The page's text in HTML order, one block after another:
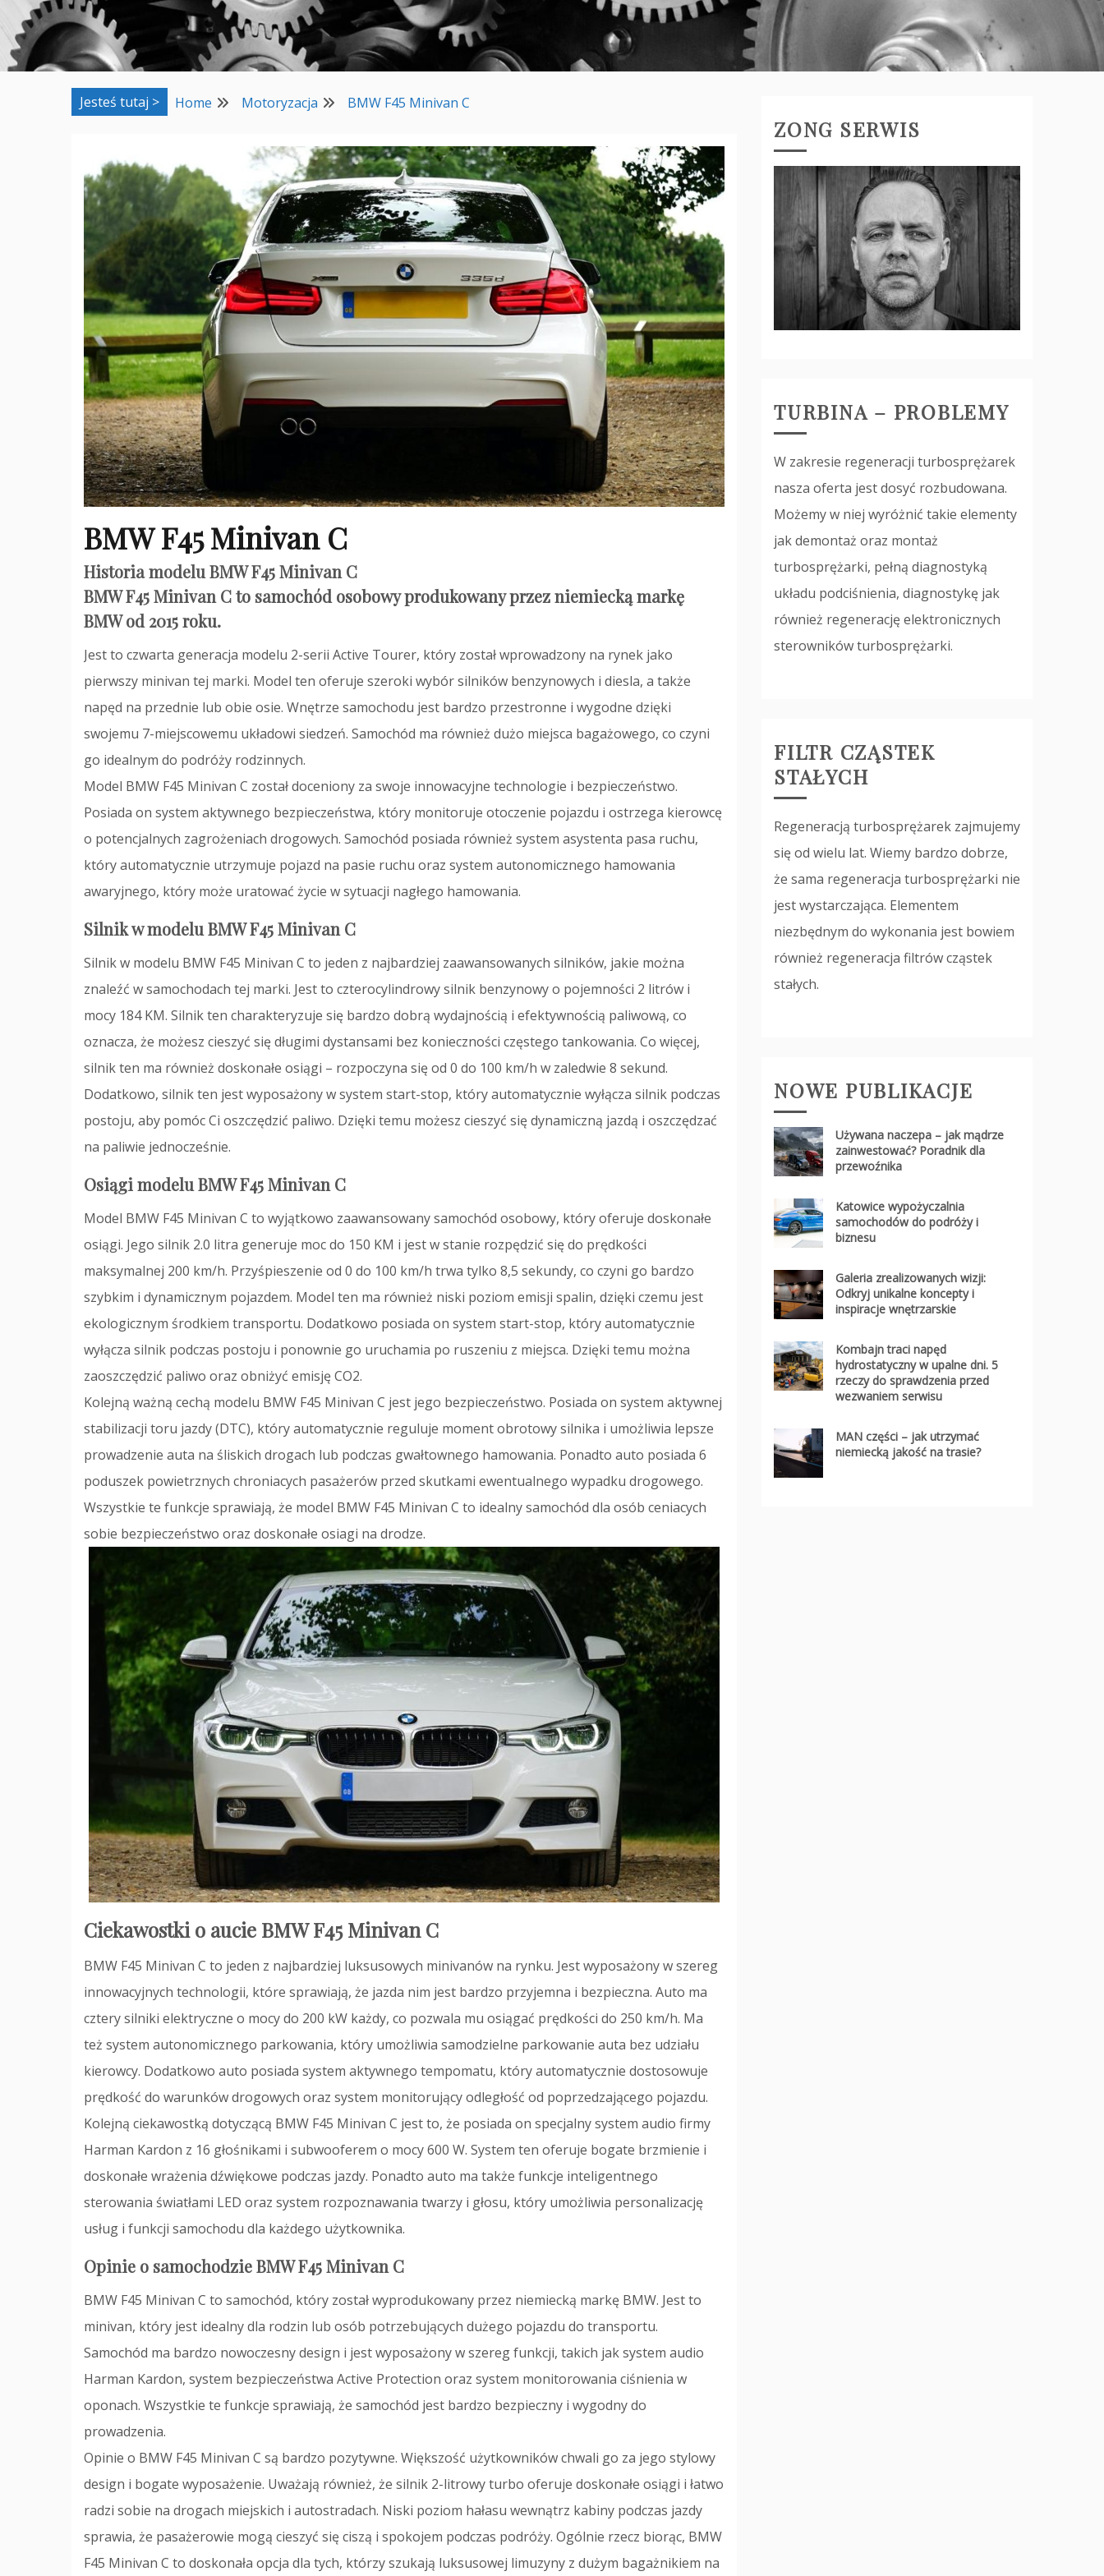
Jesteś tutaj > Home Motoryzacja BMW F45 Minivan C
BMW F45 Minivan C
Historia modelu BMW F45 Minivan C
BMW F45 Minivan C to samochód osobowy produkowany przez niemiecką markę
BMW od 2015 roku.
Jest to czwarta generacja modelu 2-serii Active Tourer, który został wprowadzony na rynek jako
pierwszy minivan tej marki. Model ten oferuje szeroki wybór silników benzynowych i diesla, a także
napęd na przednie lub obie osie. Wnętrze samochodu jest bardzo przestronne i wygodne dzięki
swojemu 7-miejscowemu układowi siedzeń. Samochód ma również dużo miejsca bagażowego, co czyni
go idealnym do podróży rodzinnych.
Model BMW F45 Minivan C został doceniony za swoje innowacyjne technologie i bezpieczeństwo.
Posiada on system aktywnego bezpieczeństwa, który monitoruje otoczenie pojazdu i ostrzega kierowcę
o potencjalnych zagrożeniach drogowych. Samochód posiada również system asystenta pasa ruchu,
który automatycznie utrzymuje pojazd na pasie ruchu oraz system autonomicznego hamowania
awaryjnego, który może uratować życie w sytuacji nagłego hamowania.
Silnik w modelu BMW F45 Minivan C
Silnik w modelu BMW F45 Minivan C to jeden z najbardziej zaawansowanych silników, jakie można
znaleźć w samochodach tej marki. Jest to czterocylindrowy silnik benzynowy o pojemności 2 litrów i
mocy 184 KM. Silnik ten charakteryzuje się bardzo dobrą wydajnością i efektywnością paliwową, co
oznacza, że ​​możesz cieszyć się długimi dystansami bez konieczności częstego tankowania. Co więcej,
silnik ten ma również doskonałe osiągi – rozpoczyna się od 0 do 100 km/h w zaledwie 8 sekund.
Dodatkowo, silnik ten jest wyposażony w system start-stop, który automatycznie wyłącza silnik podczas
postoju, aby pomóc Ci oszczędzić paliwo. Dzięki temu możesz cieszyć się dynamiczną jazdą i oszczędzać
na paliwie jednocześnie.
Osiągi modelu BMW F45 Minivan C
Model BMW F45 Minivan C to wyjątkowo zaawansowany samochód osobowy, który oferuje doskonałe
osiągi. Jego silnik 2.0 litra generuje moc do 150 KM i jest w stanie rozpędzić się do prędkości
maksymalnej 200 km/h. Przyśpieszenie od 0 do 100 km/h trwa tylko 8,5 sekundy, co czyni go bardzo
szybkim i dynamicznym pojazdem. Model ten ma również niski poziom emisji spalin, dzięki czemu jest
ekologicznym środkiem transportu. Dodatkowo posiada on system start-stop, który automatycznie
wyłącza silnik podczas postoju i ponownie go uruchamia po ruszeniu z miejsca. Dzięki temu można
zaoszczędzić paliwo oraz obniżyć emisję CO2.
Kolejną ważną cechą modelu BMW F45 Minivan C jest jego bezpieczeństwo. Posiada on system aktywnej
stabilizacji toru jazdy (DTC), który automatycznie reguluje moment obrotowy silnika i umożliwia lepsze
prowadzenie auta na śliskich drogach lub podczas gwałtownego hamowania. Ponadto auto posiada 6
poduszek powietrznych chroniacych pasażerów przed skutkami ewentualnego wypadku drogowego.
Wszystkie te funkcje sprawiają, że model BMW F45 Minivan C to idealny samochód dla osób ceniacych
sobie bezpieczeństwo oraz doskonałe osiagi na drodze.
Ciekawostki o aucie BMW F45 Minivan C
BMW F45 Minivan C to jeden z najbardziej luksusowych minivanów na rynku. Jest wyposażony w szereg
innowacyjnych technologii, które sprawiają, że jazda nim jest bardzo przyjemna i bezpieczna. Auto ma
cztery silniki elektryczne o mocy do 200 kW każdy, co pozwala mu osiągać prędkości do 250 km/h. Ma
też system autonomicznego parkowania, który umożliwia samodzielne parkowanie auta bez udziału
kierowcy. Dodatkowo auto posiada system aktywnego tempomatu, który automatycznie dostosowuje
prędkość do warunków drogowych oraz system monitorujący odległość od poprzedzającego pojazdu.
Kolejną ciekawostką dotyczącą BMW F45 Minivan C jest to, że posiada on specjalny system audio firmy
Harman Kardon z 16 głośnikami i subwooferem o mocy 600 W. System ten oferuje bogate brzmienie i
doskonałe wrażenia dźwiękowe podczas jazdy. Ponadto auto ma także funkcje inteligentnego
sterowania światłami LED oraz system rozpoznawania twarzy i głosu, który umożliwia personalizację
usług i funkcji samochodu dla każdego użytkownika.
Opinie o samochodzie BMW F45 Minivan C
BMW F45 Minivan C to samochód, który został wyprodukowany przez niemiecką markę BMW. Jest to
minivan, który jest idealny dla rodzin lub osób potrzebujących dużego pojazdu do transportu.
Samochód ma bardzo nowoczesny design i jest wyposażony w szereg funkcji, takich jak system audio
Harman Kardon, system bezpieczeństwa Active Protection oraz system monitorowania ciśnienia w
oponach. Wszystkie te funkcje sprawiają, że samochód jest bardzo bezpieczny i wygodny do
prowadzenia.
Opinie o BMW F45 Minivan C są bardzo pozytywne. Większość użytkowników chwali go za jego stylowy
design i bogate wyposażenie. Uważają również, że silnik 2-litrowy turbo oferuje doskonałe osiągi i łatwo
radzi sobie na drogach miejskich i autostradach. Niski poziom hałasu wewnątrz kabiny podczas jazdy
sprawia, że pasażerowie mogą cieszyć się ciszą i spokojem podczas podróży. Ogólnie rzecz biorąc, BMW
F45 Minivan C to doskonała opcja dla tych, którzy szukają luksusowej limuzyny z dużym bagażnikiem na
ZONG SERWIS
TURBINA – PROBLEMY
W zakresie regeneracji turbosprężarek
nasza oferta jest dosyć rozbudowana.
Możemy w niej wyróżnić takie elementy
jak demontaż oraz montaż
turbosprężarki, pełną diagnostyką
układu podciśnienia, diagnostykę jak
również regenerację elektronicznych
sterowników turbosprężarki.
FILTR CZĄSTEK
STAŁYCH
Regeneracją turbosprężarek zajmujemy
się od wielu lat. Wiemy bardzo dobrze,
że sama regeneracja turbosprężarki nie
jest wystarczająca. Elementem
niezbędnym do wykonania jest bowiem
również regeneracja filtrów cząstek
stałych.
NOWE PUBLIKACJE
Używana naczepa – jak mądrze
zainwestować? Poradnik dla
przewoźnika
Katowice wypożyczalnia
samochodów do podróży i
biznesu
Galeria zrealizowanych wizji:
Odkryj unikalne koncepty i
inspiracje wnętrzarskie
Kombajn traci napęd
hydrostatyczny w upalne dni. 5
rzeczy do sprawdzenia przed
wezwaniem serwisu
MAN części – jak utrzymać
niemiecką jakość na trasie?